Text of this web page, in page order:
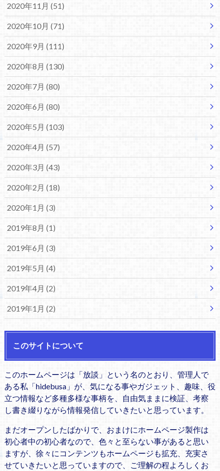
2020年11月 (51)
2020年10月 (71)
2020年9月 (111)
2020年8月 (130)
2020年7月 (80)
2020年6月 (80)
2020年5月 (103)
2020年4月 (57)
2020年3月 (43)
2020年2月 (18)
2020年1月 (3)
2019年8月 (1)
2019年6月 (3)
2019年5月 (4)
2019年4月 (2)
2019年1月 (2)
このサイトについて
このホームページは「放談」という名のとおり、管理人で
ある私「hidebusa」が、気になる事やガジェット、趣味、役
立つ情報など多種多様な事柄を、自由気ままに検証、考察
し書き綴りながら情報発信していきたいと思っています。
まだオープンしたばかりで、おまけにホームページ製作は
初心者中の初心者なので、色々と至らない事があると思い
ますが、徐々にコンテンツもホームページも拡充、充実さ
せていきたいと思っていますので、ご理解の程よろしくお